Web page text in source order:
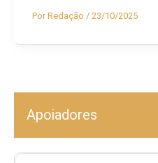
PorRedação / 23/10/2025
Apoiadores